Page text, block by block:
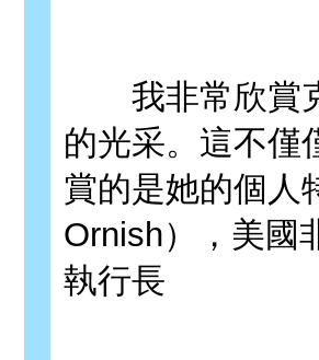
我非常欣賞克
的光采。這不僅
賞的是她的個人
Ornish），美國
執行長